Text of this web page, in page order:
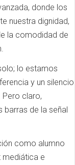
donde los
nuestra dignidad,
la comodidad de
lo estamos
y un silencio
claro,
barras de la señal
como alumno
mediática e